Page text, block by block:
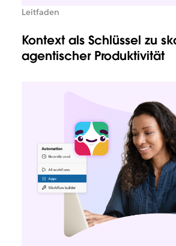
Leitfaden
Kontext als Schlüssel zu
agentischer Produktivität